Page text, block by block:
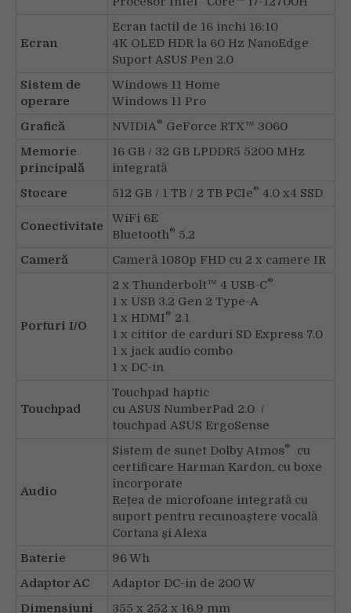
Ecran
Ecran tactil de 16 inchi 16:10
4K OLED HDR la 60 Hz NanoEdge
Suport ASUS Pen 2.0
Sistem de
operare
Windows 11 Home
Windows 11 Pro
Grafică
NVIDIA® GeForce RTX™ 3060
Memorie
principală
16 GB / 32 GB LPDDR5 5200 MHz
integrată
Stocare
512 GB / 1 TB / 2 TB PCIe® 4.0 x4 SSD
Conectivitate
WiFi 6E
Bluetooth® 5.2
Cameră
Cameră 1080p FHD cu 2 x camere IR
Porturi I/O
2 x Thunderbolt™ 4 USB-C®
1 x USB 3.2 Gen 2 Type-A
1 x HDMI® 2.1
1 x cititor de carduri SD Express 7.0
1 x jack audio combo
1 x DC-in
Touchpad
Touchpad haptic
cu ASUS NumberPad 2.0 /
touchpad ASUS ErgoSense
Audio
Sistem de sunet Dolby Atmos®
cu
certificare Harman Kardon, cu boxe
încorporate
Rețea de microfoane integrată cu
suport pentru recunoaștere vocală
Cortana și Alexa
Baterie
96 Wh
Adaptor AC
Adaptor DC-in de 200 W
Dimensiuni
355 x 252 x 16,9 mm